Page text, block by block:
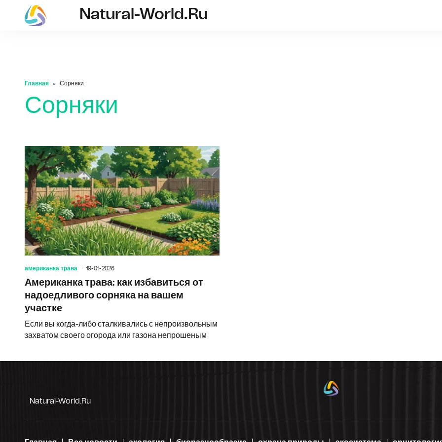
natural-world.ru
Natural-World.ru
Главная Сорняки
Сорняки
американка трава 19-01-2026
Американка трава: как избавиться от
надоедливого сорняка на вашем
участке
Если вы когда-либо сталкивались с непроизвольным
захватом своего огорода или газона непрошеным
Natural-World.ru